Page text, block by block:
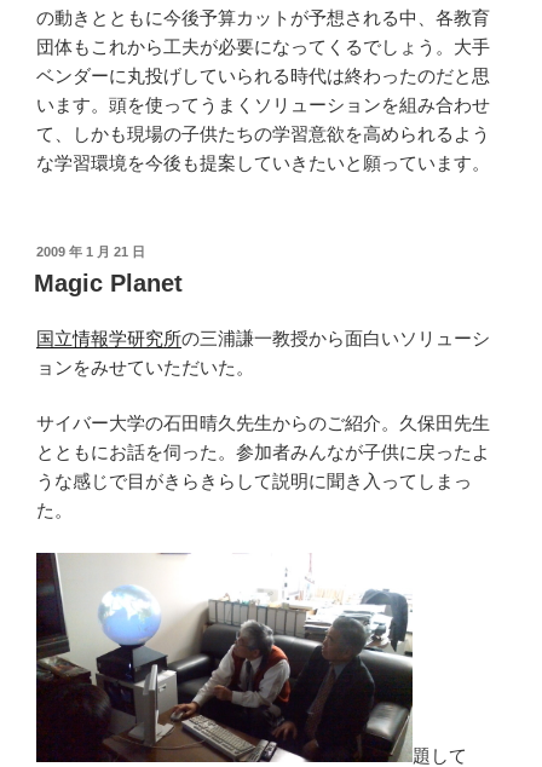
の動きとともに今後予算カットが予想される中、各教育
団体もこれから工夫が必要になってくるでしょう。大手
ベンダーに丸投げしていられる時代は終わったのだと思
います。頭を使ってうまくソリューションを組み合わせ
て、しかも現場の子供たちの学習意欲を高められるよう
な学習環境を今後も提案していきたいと願っています。
投
稿
日:
2009 年 1 月 21 日
Magic Planet
国立情報学研究所の三浦謙一教授から面白いソリューシ
ョンをみせていただいた。
サイバー大学の石田晴久先生からのご紹介。久保田先生
とともにお話を伺った。参加者みんなが子供に戻ったよ
うな感じで目がきらきらして説明に聞き入ってしまっ
た。
題して